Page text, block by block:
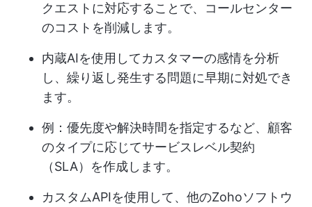
クエストに対応することで、コールセンター
のコストを削減します。
内蔵AIを使用してカスタマーの感情を分析
し、繰り返し発生する問題に早期に対処でき
ます。
例：優先度や解決時間を指定するなど、顧客
のタイプに応じてサービスレベル契約
（SLA）を作成します。
カスタムAPIを使用して、他のZohoソフトウ